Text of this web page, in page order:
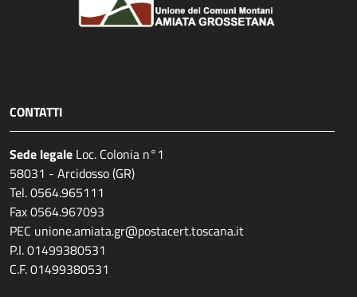
CONTATTI
Sede legale Loc. Colonia n°1
58031 - Arcidosso (GR)
Tel. 0564.965111
Fax 0564.967093
PEC unione.amiata.gr@postacert.toscana.it
P.I. 01499380531
C.F. 01499380531